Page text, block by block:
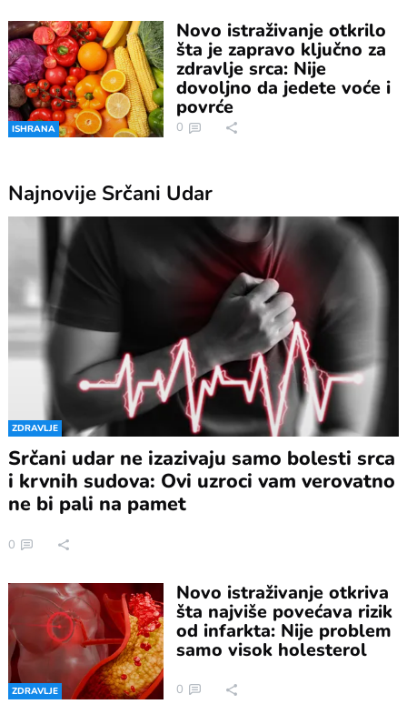
ISHRANA
Novo istraživanje otkrilo
šta je zapravo ključno za
zdravlje srca: Nije
dovoljno da jedete voće i
povrće
0
Najnovije Srčani Udar
ZDRAVLJE
Srčani udar ne izazivaju samo bolesti srca
i krvnih sudova: Ovi uzroci vam verovatno
ne bi pali na pamet
0
ZDRAVLJE
Novo istraživanje otkriva
šta najviše povećava rizik
od infarkta: Nije problem
samo visok holesterol
0